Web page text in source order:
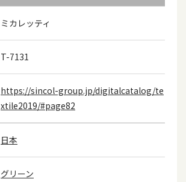
ミカレッティ
T-7131
https://sincol-group.jp/digitalcatalog/te
xtile2019/#page82
日本
グリーン